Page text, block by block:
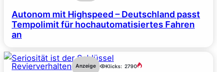
Autonom mit Highspeed – Deutschland passt
Tempolimit für hochautomatisiertes Fahren
an
Revierverhalten Anzeige Klicks: 2790